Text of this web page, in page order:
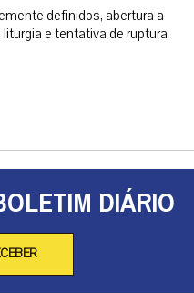
definidos, abertura a
e tentativa de ruptura
DIÁRIO